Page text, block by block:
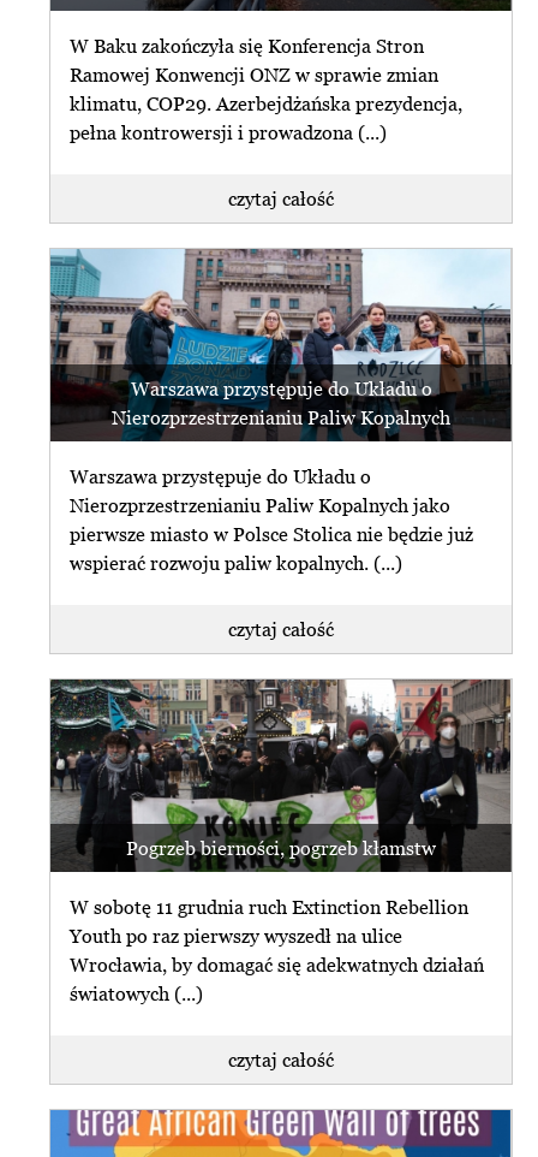
W Baku zakończyła się Konferencja Stron
Ramowej Konwencji ONZ w sprawie zmian
klimatu, COP29. Azerbejdżańska prezydencja,
pełna kontrowersji i prowadzona (...)
czytaj całość
Warszawa przystępuje do Układu o
Nierozprzestrzenianiu Paliw Kopalnych
Warszawa przystępuje do Układu o
Nierozprzestrzenianiu Paliw Kopalnych jako
pierwsze miasto w Polsce Stolica nie będzie już
wspierać rozwoju paliw kopalnych. (...)
czytaj całość
Pogrzeb bierności, pogrzeb kłamstw
W sobotę 11 grudnia ruch Extinction Rebellion
Youth po raz pierwszy wyszedł na ulice
Wrocławia, by domagać się adekwatnych działań
światowych (...)
czytaj całość